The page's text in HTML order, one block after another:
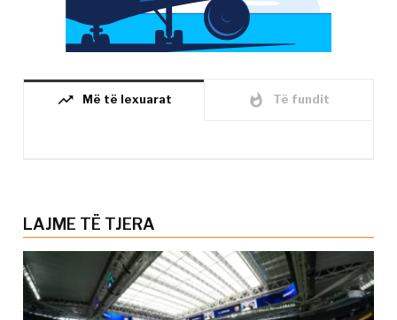
trending_up Më të lexuarat whatshot Të fundit
LAJME TË TJERA